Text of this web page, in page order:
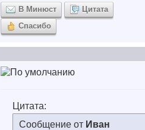
В Минюст
Цитата
Спасибо
Цитата:
Сообщение от Иван